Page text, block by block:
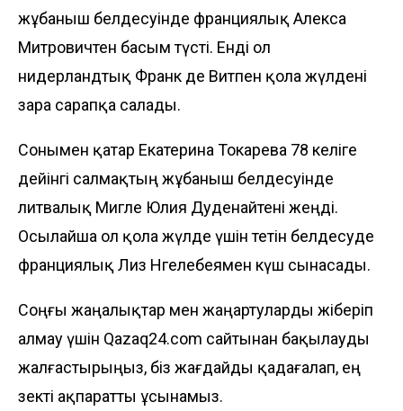
жұбаныш белдесуінде франциялық Алекса
Митровичтен басым түсті. Енді ол
нидерландтық Франк де Витпен қола жүлдені
өзара сарапқа салады.
Сонымен қатар Екатерина Токарева 78 келіге
дейінгі салмақтың жұбаныш белдесуінде
литвалық Мигле Юлия Дуденайтені жеңді.
Осылайша ол қола жүлде үшін өтетін белдесуде
франциялық Лиз Нгелебеямен күш сынасады.
Соңғы жаңалықтар мен жаңартуларды жіберіп
алмау үшін Qazaq24.com сайтынан бақылауды
жалғастырыңыз, біз жағдайды қадағалап, ең
өзекті ақпаратты ұсынамыз.